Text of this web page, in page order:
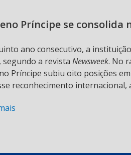
Príncipe se
ano consecutivo, a
segundo a revista Newsweek. No
Príncipe subiu oito posições
reconhecimento internacional,